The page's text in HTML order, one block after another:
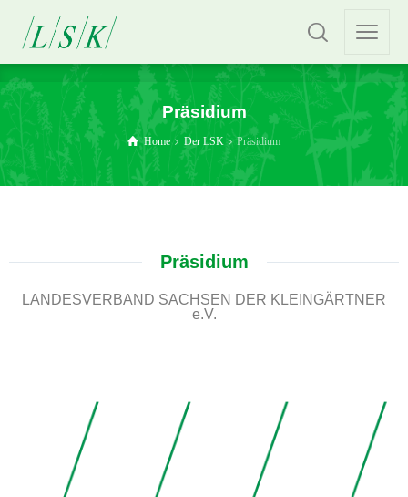
Präsidium
Home Der LSK Präsidium
Präsidium
LANDESVERBAND SACHSEN DER KLEINGÄRTNER
e.V.